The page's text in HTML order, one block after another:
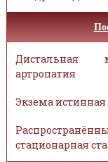
Дистальная
артропатия
Экзема истинная
стационарная ста